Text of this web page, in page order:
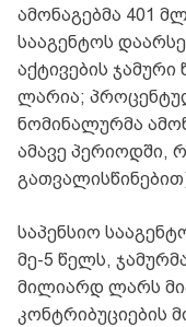
ამონაგებმა 401
სააგენტოს
აქტივების
ლარია;
ნომინალურმა
ამავე პერიოდში,
საპენსიო
მე-5 წელს,
მილიარდ ლარს
კონტრიბუციების